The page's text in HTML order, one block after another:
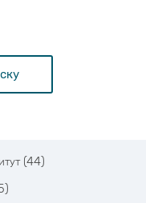
(44)